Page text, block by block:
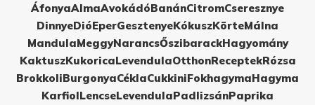
ÁfonyaAlmaAvokádóBanánCitromCseresznye
DinnyeDióEperGesztenyeKókuszKörteMálna
MandulaMeggyNarancsŐszibarackHagyomány
KaktuszKukoricaLevendulaOtthonReceptekRózsa
BrokkoliBurgonyaCéklaCukkiniFokhagymaHagyma
KarfiolLencseLevendulaPadlizsánPaprika